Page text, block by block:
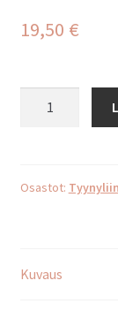
19,50 €
Osastot:
Kuvaus